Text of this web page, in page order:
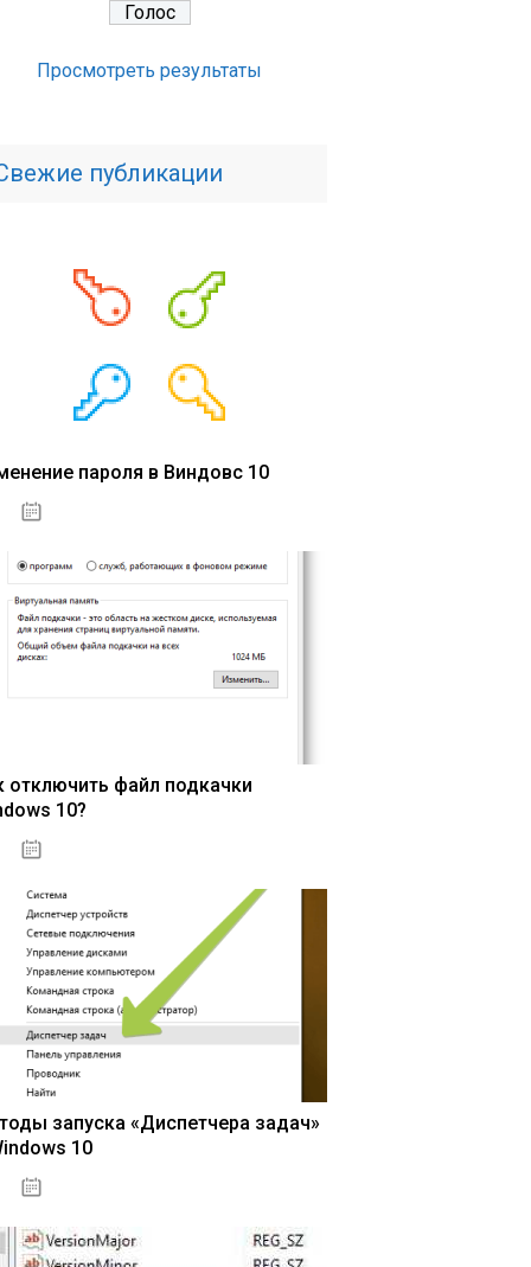
Просмотреть результаты
публикации
пароля в Виндовс 10
отключить файл подкачки
10?
запуска «Диспетчера задач»
10